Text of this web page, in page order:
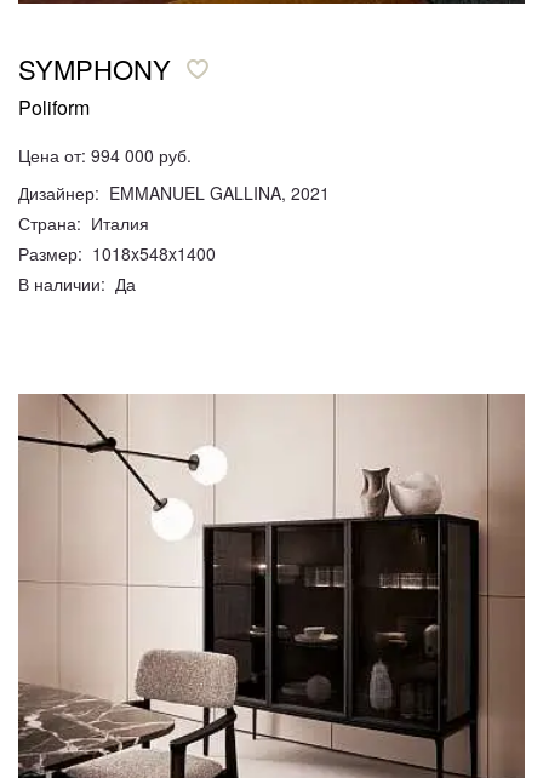
SYMPHONY
Poliform
Цена от: 994 000 руб.
Дизайнер: EMMANUEL GALLINA, 2021
Страна: Италия
Размер: 1018x548x1400
В наличии: Да